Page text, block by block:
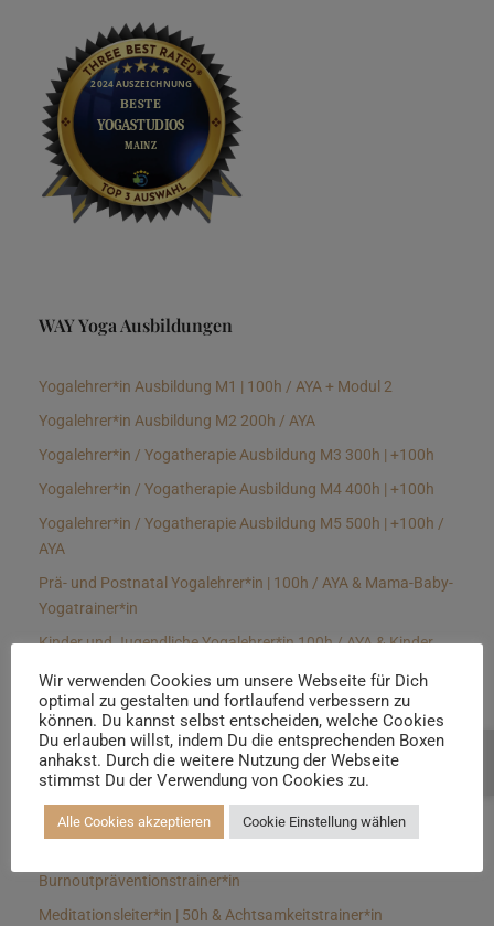
WAY Yoga Ausbildungen
Yogalehrer*in Ausbildung M1 | 100h / AYA + Modul 2
Yogalehrer*in Ausbildung M2 200h / AYA
Yogalehrer*in / Yogatherapie Ausbildung M3 300h | +100h
Yogalehrer*in / Yogatherapie Ausbildung M4 400h | +100h
Yogalehrer*in / Yogatherapie Ausbildung M5 500h | +100h /
AYA
Prä- und Postnatal Yogalehrer*in | 100h / AYA & Mama-Baby-
Yogatrainer*in
Kinder und Jugendliche Yogalehrer*in 100h / AYA & Kinder
Yin Yogalehrer*in | 100 h & Faszientrainer*in
Hormon Yogalehrer*in / Yogatherapeut*in &
Stressmanagementtrainer*in | 70h
Longevitytrainer*in
Burnoutpräventionstrainer*in
Meditationsleiter*in | 50h & Achtsamkeitstrainer*in
Wir verwenden Cookies um unsere Webseite für Dich
optimal zu gestalten und fortlaufend verbessern zu
können. Du kannst selbst entscheiden, welche Cookies
Du erlauben willst, indem Du die entsprechenden Boxen
anhakst. Durch die weitere Nutzung der Webseite
stimmst Du der Verwendung von Cookies zu.
Alle Cookies akzeptieren Cookie Einstellung wählen
Beratung buchen